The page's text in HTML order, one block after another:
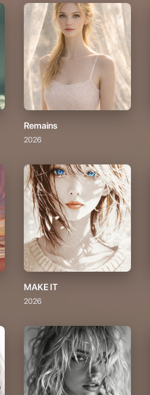
Remains
2026
MAKE IT
2026